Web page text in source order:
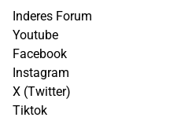
Inderes Forum
Youtube
Facebook
Instagram
X (Twitter)
Tiktok